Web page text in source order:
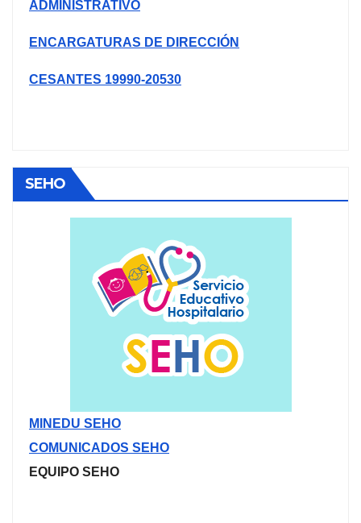
ADMINISTRATIVO
ENCARGATURAS DE DIRECCIÓN
CESANTES 19990-20530
SEHO
MINEDU SEHO
COMUNICADOS SEHO
EQUIPO SEHO